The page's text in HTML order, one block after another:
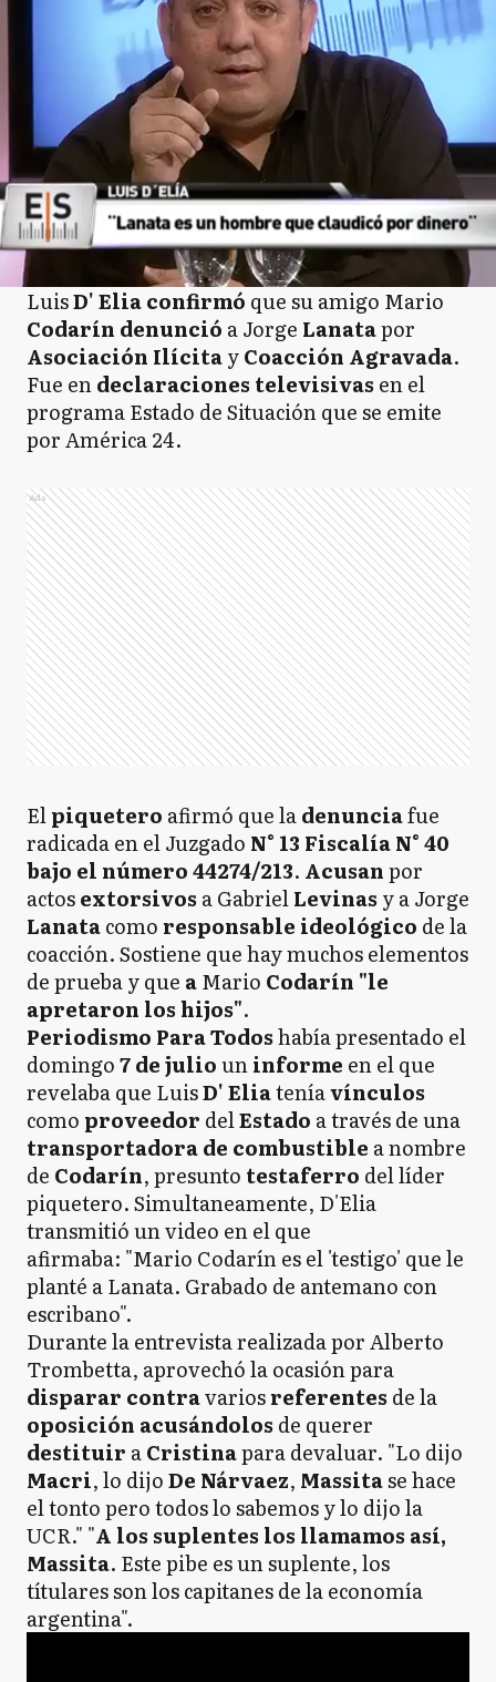
LuisD' Eliaconfirmó que su amigo Mario
Codarín denunció a Jorge Lanatapor
Asociación IlícitayCoacción Agravada.
Fue endeclaraciones televisivas en el
programa Estado de Situación que se emite
por América 24.
Ads
Elpiquetero afirmó que ladenunciafue
radicada en el Juzgado N° 13 Fiscalía N° 40
bajo el número 44274/213. Acusanpor
actosextorsivos a GabrielLevinas y a Jorge
Lanatacomo responsable ideológico de la
coacción. Sostiene que hay muchos elementos
de prueba y que aMario Codarín "le
apretaron los hijos".
Periodismo Para Todoshabía presentado el
domingo7 de juliouninforme en el que
revelaba que LuisD' Eliateníavínculos
como proveedor delEstado a través de una
transportadora de combustible a nombre
de Codarín, presunto testaferro del líder
piquetero. Simultaneamente, D'Elia
transmitió un video en el que
afirmaba: "Mario Codarín es el 'testigo' que le
planté a Lanata. Grabado de antemano con
escribano".
Durante la entrevista realizada por Alberto
Trombetta, aprovechó la ocasión para
disparar contravariosreferentes de la
oposición acusándolos de querer
destituir aCristinapara devaluar. "Lo dijo
Macri, lo dijoDe Nárvaez, Massitase hace
el tonto pero todos lo sabemos y lo dijo la
UCR." "A los suplentes los llamamos así,
Massita. Este pibe es un suplente, los
títulares son los capitanes de la economía
argentina".